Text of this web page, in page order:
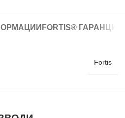
FORTIS®
Fortis